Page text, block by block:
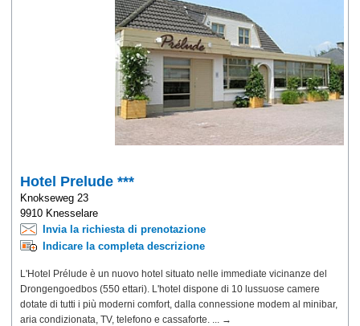
Hotel Prelude ***
Knokseweg 23
9910 Knesselare
Invia la richiesta di prenotazione
Indicare la completa descrizione
L'Hotel Prélude è un nuovo hotel situato nelle immediate vicinanze del
Drongengoedbos (550 ettari). L'hotel dispone di 10 lussuose camere
dotate di tutti i più moderni comfort, dalla connessione modem al minibar,
aria condizionata, TV, telefono e cassaforte. ... →